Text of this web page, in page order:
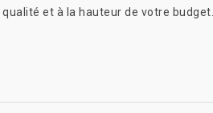
et à la hauteur de votre budget.